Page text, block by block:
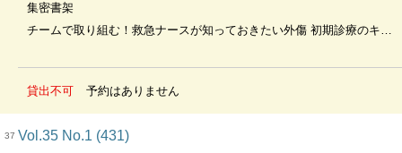
集密書架
チームで取り組む！救急ナースが知っておきたい外傷 初期診療のキホン
貸出不可 予約はありません
37 Vol.35 No.1 (431)